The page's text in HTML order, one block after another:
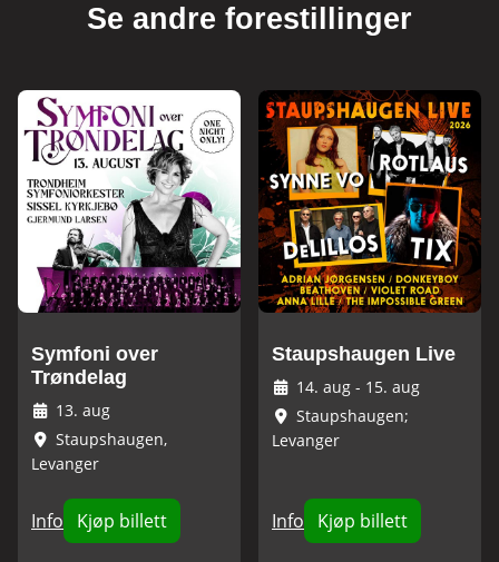
Se andre forestillinger
Symfoni over
Trøndelag
13. aug
Staupshaugen,
Levanger
Info Kjøp billett
Staupshaugen Live
14. aug - 15. aug
Staupshaugen;
Levanger
Info Kjøp billett